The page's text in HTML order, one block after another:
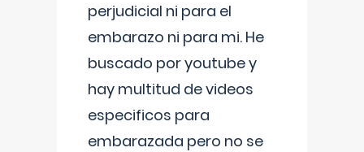
perjudicial ni para el
embarazo ni para mi. He
buscado por youtube y
hay multitud de videos
especificos para
embarazada pero no se